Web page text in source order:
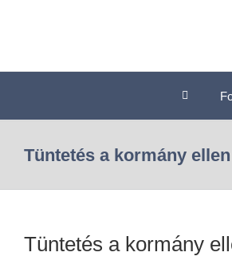
Tüntetés a kormány ellen
Tüntetés a kormány